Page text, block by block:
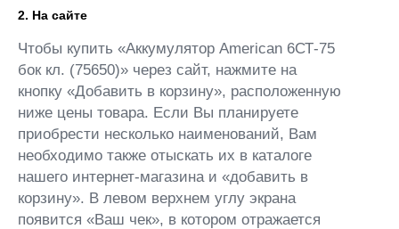
2. На сайте
Чтобы купить «Аккумулятор American 6СТ-75
бок кл. (75650)» через сайт, нажмите на
кнопку «Добавить в корзину», расположенную
ниже цены товара. Если Вы планируете
приобрести несколько наименований, Вам
необходимо также отыскать их в каталоге
нашего интернет-магазина и «добавить в
корзину». В левом верхнем углу экрана
появится «Ваш чек», в котором отражается